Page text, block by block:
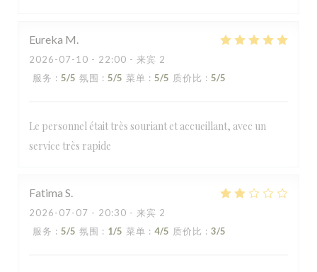
Eureka M
2026-07-10 - 22:00 - 来宾 2
服务 : 5/5 氛围 : 5/5 菜单 : 5/5 质价比 : 5/5
Le personnel était très souriant et accueillant, avec un
service très rapide
Fatima S
2026-07-07 - 20:30 - 来宾 2
服务 : 5/5 氛围 : 1/5 菜单 : 4/5 质价比 : 3/5